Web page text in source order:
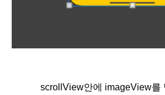
scrollView안에 imageView를